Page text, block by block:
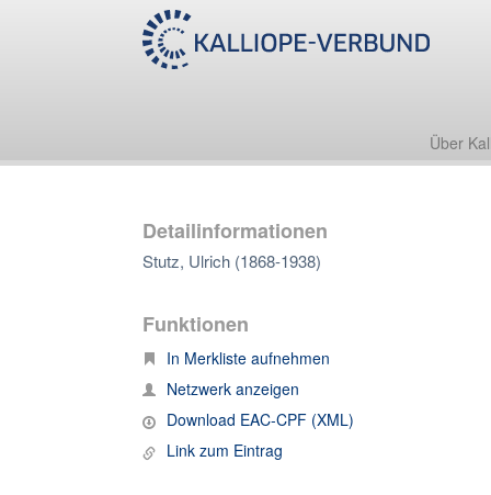
Über
Detailinformationen
Stutz, Ulrich (1868-1938)
Funktionen
In Merkliste aufnehmen
Netzwerk anzeigen
Download EAC-CPF (XML)
Link zum Eintrag